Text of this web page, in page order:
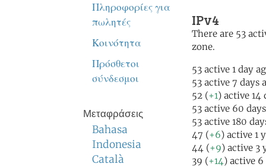
Πληροφορίες για
πωλητές
Κοινότητα
Πρόσθετοι
σύνδεσμοι
Μεταφράσεις
Bahasa
Indonesia
Català
IPv4
There are 53
zone.
53 active 1 day
53 active 7 days
52 (+1) active 14
53 active 60
53 active 180
47 (+6) active 1
44 (+9) active 3
39 (+14) active 6